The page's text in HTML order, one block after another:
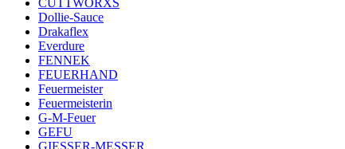
CUTTWORXS
Dollie-Sauce
Drakaflex
Everdure
FENNEK
FEUERHAND
Feuermeister
Feuermeisterin
G-M-Feuer
GEFU
GIESSER-MESSER